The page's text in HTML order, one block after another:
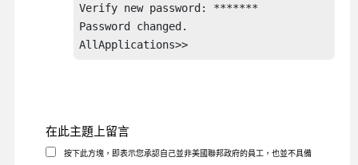
Verify new password: *******
Password changed.
在此主題上留言
按下此方塊，即表示您承認自己並非美國聯邦政府的員工，也並不具備